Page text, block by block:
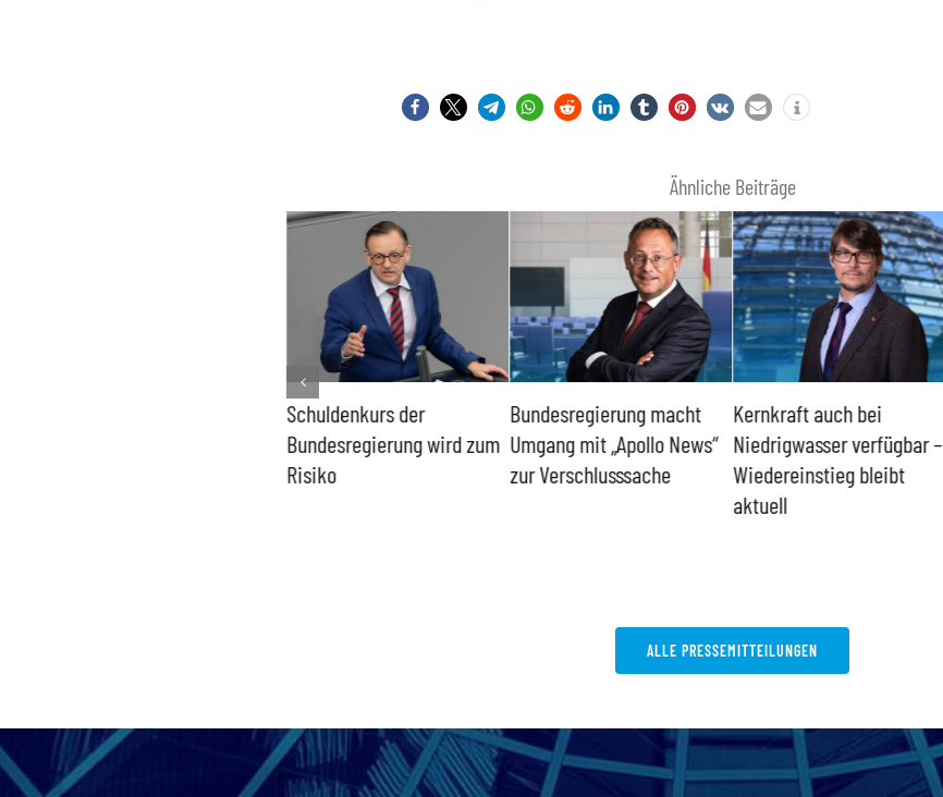
Ähnliche Beiträge
Schuldenkurs der
Bundesregierung wird zum
Risiko
Bundesregierung macht
Umgang mit „Apollo News“
zur Verschlusssache
Kernkraft auch bei
Niedrigwasser verfügbar –
Wiedereinstieg bleibt
aktuell
ALLE PRESSEMITTEILUNGEN